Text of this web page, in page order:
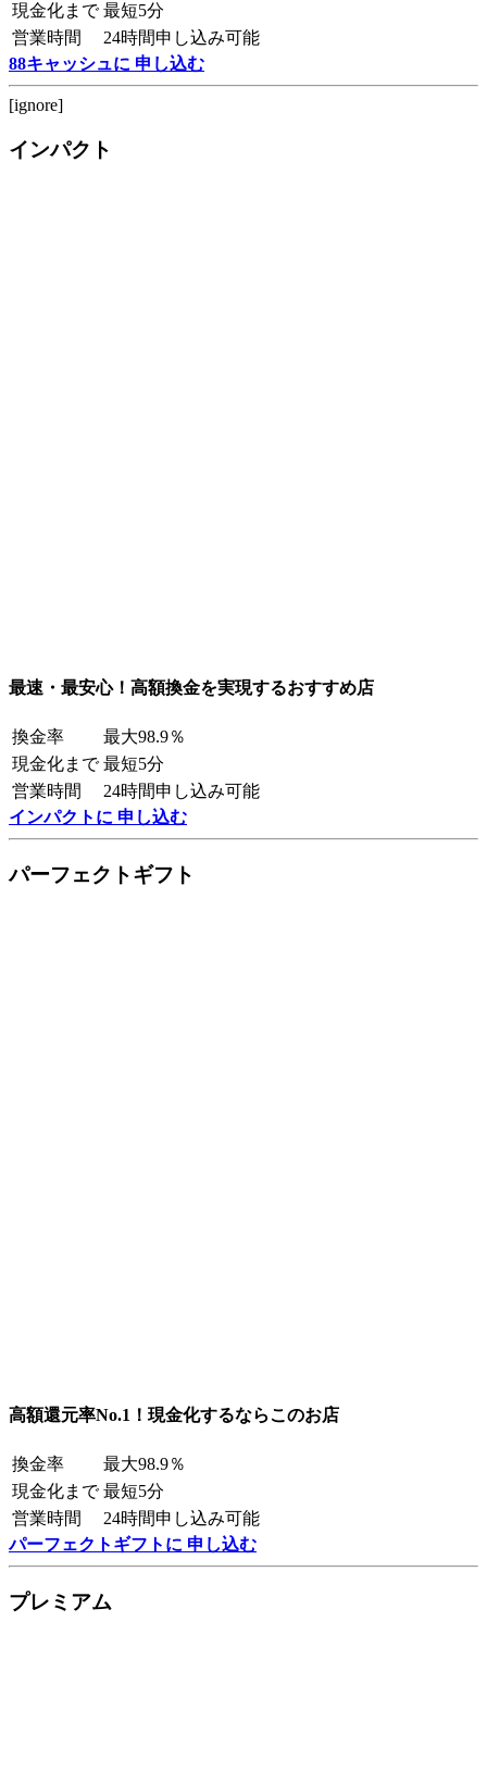
現金化まで 最短5分
営業時間
24時間申し込み可能
88キャッシュに 申し込む
[ignore]
インパクト
最速・最安心！高額換金を実現するおすすめ店
換金率
最大98.9％
現金化まで 最短5分
営業時間
24時間申し込み可能
インパクトに 申し込む
パーフェクトギフト
高額還元率No.1！現金化するならこのお店
換金率
最大98.9％
現金化まで 最短5分
営業時間
24時間申し込み可能
パーフェクトギフトに 申し込む
プレミアム